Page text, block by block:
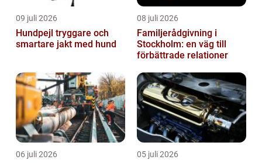
09 juli 2026
Hundpejl tryggare och
smartare jakt med hund
08 juli 2026
Familjerådgivning i
Stockholm: en väg till
förbättrade relationer
06 juli 2026 05 juli 2026